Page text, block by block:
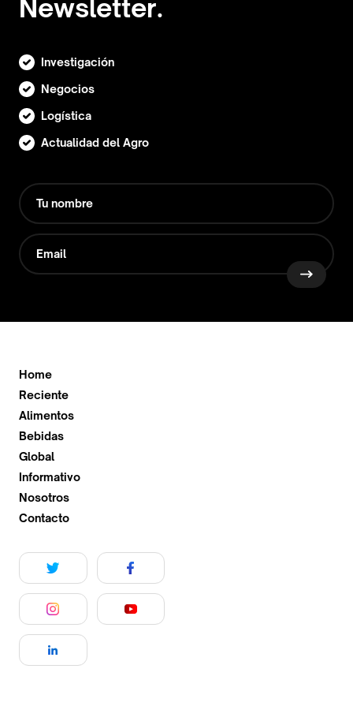
Newsletter.
Investigación
Negocios
Logística
Actualidad del Agro
Home
Reciente
Alimentos
Bebidas
Global
Informativo
Nosotros
Contacto